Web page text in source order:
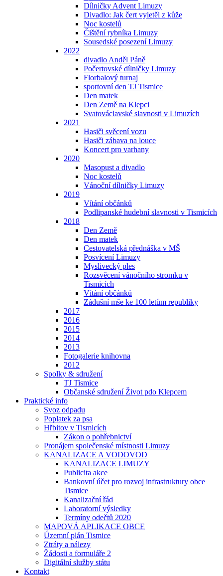
Dílničky Advent Limuzy
Divadlo: Jak čert vyletěl z kůže
Noc kostelů
Čištění rybníka Limuzy
Sousedské posezení Limuzy
2022
divadlo Anděl Páně
Počertovské dílničky Limuzy
Florbalový turnaj
sportovní den TJ Tismice
Den matek
Den Země na Klepci
Svatováclavské slavnosti v Limuzích
2021
Hasiči svěcení vozu
Hasiči zábava na louce
Koncert pro varhany
2020
Masopust a divadlo
Noc kostelů
Vánoční dílničky Limuzy
2019
Vítání občánků
Podlipanské hudební slavnosti v Tismicích
2018
Den Země
Den matek
Cestovatelská přednáška v MŠ
Posvícení Limuzy
Myslivecký ples
Rozsvěcení vánočního stromku v
Tismicích
Vítání občánků
Zádušní mše ke 100 letům republiky
2017
2016
2015
2014
2013
Fotogalerie knihovna
2012
Spolky & sdružení
TJ Tismice
Občanské sdružení Život pdo Klepcem
Praktické info
Svoz odpadu
Poplatek za psa
Hřbitov v Tismicích
Zákon o pohřebnictví
Pronájem společenské místnosti Limuzy
KANALIZACE A VODOVOD
KANALIZACE LIMUZY
Publicita akce
Bankovní účet pro rozvoj infrastruktury obce
Tismice
Kanalizační řád
Laboratorní výsledky
Termíny odečtů 2020
MAPOVÁ APLIKACE OBCE
Územní plán Tismice
Ztráty a nálezy
Žádosti a formuláře 2
Digitální služby státu
Kontakt